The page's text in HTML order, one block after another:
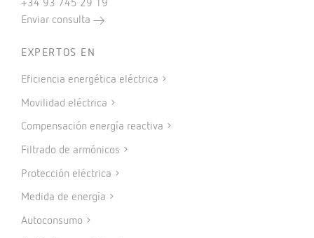
+34 93 745 29 19
Enviar consulta
EXPERTOS EN
Eficiencia energética eléctrica
Movilidad eléctrica
Compensación energía reactiva
Filtrado de armónicos
Protección eléctrica
Medida de energía
Autoconsumo